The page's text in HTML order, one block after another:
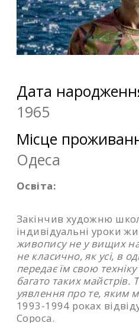
Дата
1965
Місце
Одеса
Освіта:
Закінчив художню
індивідуальні уроки
живопису не у вищих
не класично, як усі, в
передає їм свою
багато таких майстрів.
уявлення про те, яким
1993-1994 роках
Сороса.